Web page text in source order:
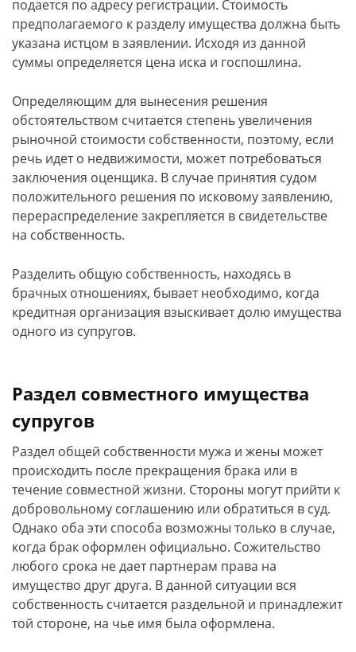
подается по адресу регистрации. Стоимость
предполагаемого к разделу имущества должна быть
указана истцом в заявлении. Исходя из данной
суммы определяется цена иска и госпошлина.
Определяющим для вынесения решения
обстоятельством считается степень увеличения
рыночной стоимости собственности, поэтому, если
речь идет о недвижимости, может потребоваться
заключения оценщика. В случае принятия судом
положительного решения по исковому заявлению,
перераспределение закрепляется в свидетельстве
на собственность.
Разделить общую собственность, находясь в
брачных отношениях, бывает необходимо, когда
кредитная организация взыскивает долю имущества
одного из супругов.
Раздел совместного имущества
супругов
Раздел общей собственности мужа и жены может
происходить после прекращения брака или в
течение совместной жизни. Стороны могут прийти к
добровольному соглашению или обратиться в суд.
Однако оба эти способа возможны только в случае,
когда брак оформлен официально. Сожительство
любого срока не дает партнерам права на
имущество друг друга. В данной ситуации вся
собственность считается раздельной и принадлежит
той стороне, на чье имя была оформлена.